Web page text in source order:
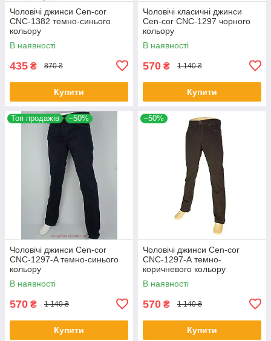
Чоловічі джинси Cen-cor
CNC-1382 темно-синього
кольору
В наявності
435 ₴ 870 ₴
Купити
Чоловічі класичні джинси
Cen-cor CNC-1297 чорного
кольору
В наявності
570 ₴ 1 140 ₴
Купити
Топ продажів –50%
Чоловічі джинси Cen-cor
CNC-1297-A темно-синього
кольору
В наявності
570 ₴ 1 140 ₴
Купити
–50%
Чоловічі джинси Cen-cor
CNC-1297-А темно-
коричневого кольору
В наявності
570 ₴ 1 140 ₴
Купити